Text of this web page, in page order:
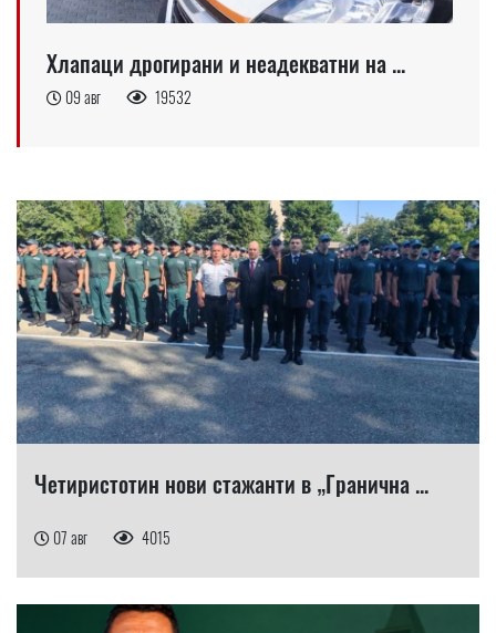
Хлапаци дрогирани и неадекватни на ...
09 авг 19532
Четиристотин нови стажанти в „Гранична ...
07 авг 4015